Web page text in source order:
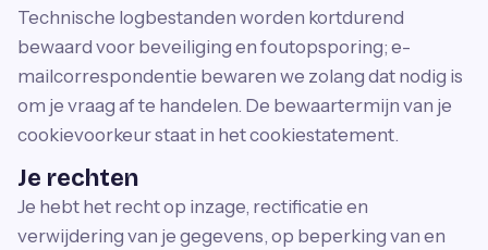
Technische logbestanden worden kortdurend
bewaard voor beveiliging en foutopsporing; e-
mailcorrespondentie bewaren we zolang dat nodig is
om je vraag af te handelen. De bewaartermijn van je
cookievoorkeur staat in het cookiestatement.
Je rechten
Je hebt het recht op inzage, rectificatie en
verwijdering van je gegevens, op beperking van en